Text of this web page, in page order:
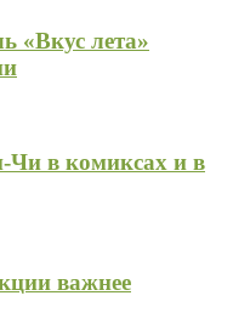
«Вкус лета»
Чи в комиксах и в
важнее